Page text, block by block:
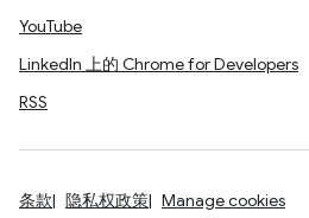
YouTube
LinkedIn 上的 Chrome for Developers
RSS
条款 隐私权政策 Manage cookies